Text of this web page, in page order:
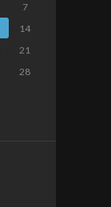
7
14
21
28